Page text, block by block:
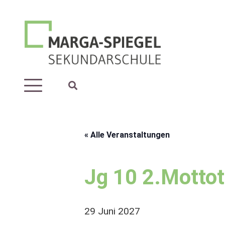
« Alle Veranstaltungen
Jg 10
29 Juni 2027